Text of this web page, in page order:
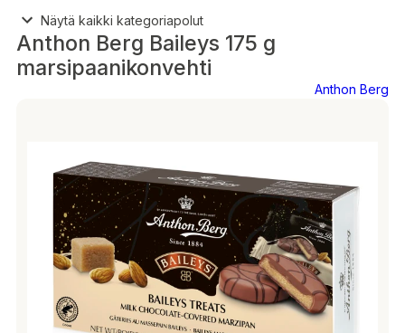
Näytä kaikki kategoriapolut
Anthon Berg Baileys 175 g
marsipaanikonvehti
Anthon Berg